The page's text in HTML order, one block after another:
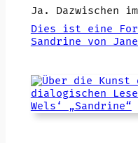
Ja. Dazwischen
Dies ist eine
Sandrine von